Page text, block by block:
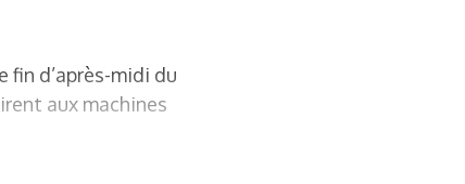
fin d’après-midi du
aux machines